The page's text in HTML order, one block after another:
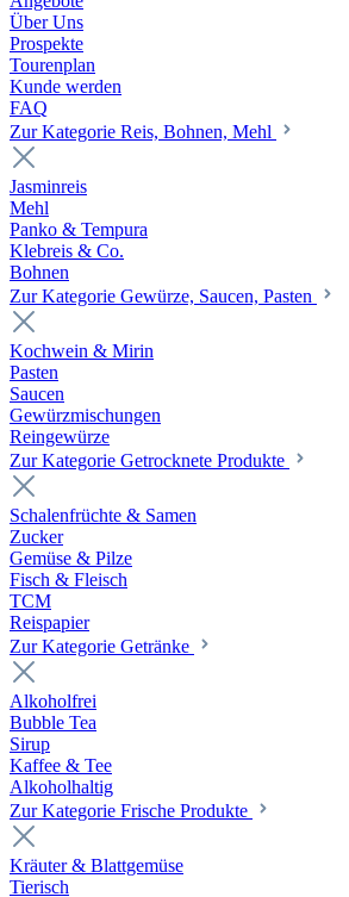
Über Uns
Prospekte
Tourenplan
Kunde werden
FAQ
Zur Kategorie Reis, Bohnen, Mehl
Jasminreis
Mehl
Panko & Tempura
Klebreis & Co.
Bohnen
Zur Kategorie Gewürze, Saucen, Pasten
Kochwein & Mirin
Pasten
Saucen
Gewürzmischungen
Reingewürze
Zur Kategorie Getrocknete Produkte
Schalenfrüchte & Samen
Zucker
Gemüse & Pilze
Fisch & Fleisch
TCM
Reispapier
Zur Kategorie Getränke
Alkoholfrei
Bubble Tea
Sirup
Kaffee & Tee
Alkoholhaltig
Zur Kategorie Frische Produkte
Kräuter & Blattgemüse
Tierisch